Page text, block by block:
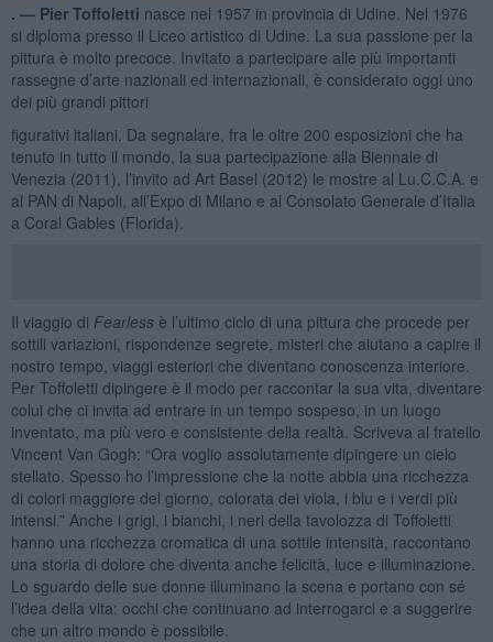
. — Pier Toffoletti nasce nel 1957 in provincia di Udine. Nel 1976
si diploma presso il Liceo artistico di Udine. La sua passione per la
pittura è molto precoce. Invitato a partecipare alle più importanti
rassegne d’arte nazionali ed internazionali, è considerato oggi uno
dei più grandi pittori
figurativi italiani. Da segnalare, fra le oltre 200 esposizioni che ha
tenuto in tutto il mondo, la sua partecipazione alla Biennale di
Venezia (2011), l’invito ad Art Basel (2012) le mostre al Lu.C.C.A. e
al PAN di Napoli, all’Expo di Milano e al Consolato Generale d’Italia
a Coral Gables (Florida).
Il viaggio di Fearless è l’ultimo ciclo di una pittura che procede per
sottili variazioni, rispondenze segrete, misteri che aiutano a capire il
nostro tempo, viaggi esteriori che diventano conoscenza interiore.
Per Toffoletti dipingere è il modo per raccontar la sua vita, diventare
colui che ci invita ad entrare in un tempo sospeso, in un luogo
inventato, ma più vero e consistente della realtà. Scriveva al fratello
Vincent Van Gogh: “Ora voglio assolutamente dipingere un cielo
stellato. Spesso ho l’impressione che la notte abbia una ricchezza
di colori maggiore del giorno, colorata dei viola, i blu e i verdi più
intensi.” Anche i grigi, i bianchi, i neri della tavolozza di Toffoletti
hanno una ricchezza cromatica di una sottile intensità, raccontano
una storia di dolore che diventa anche felicità, luce e illuminazione.
Lo sguardo delle sue donne illuminano la scena e portano con sé
l’idea della vita: occhi che continuano ad interrogarci e a suggerire
che un altro mondo è possibile.